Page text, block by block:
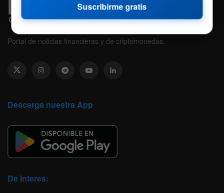
Portal de noticias financieras y de criptomonedas.
Descarga nuestra App
De Interes:
Suscribirme gratis